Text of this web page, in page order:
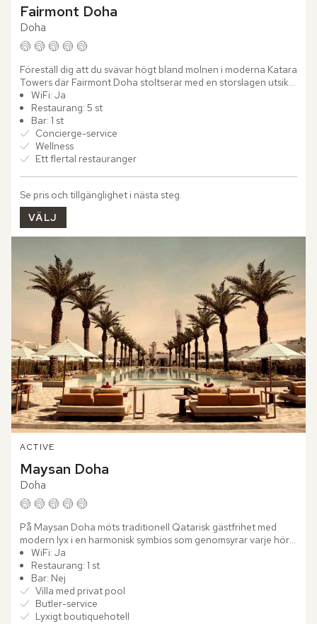
Fairmont Doha
Doha
Föreställ dig att du svävar högt bland molnen i moderna Katara
Towers där Fairmont Doha stoltserar med en storslagen utsikt
över Dohas stadssiluett eller Persiska vikens skimrande...
WiFi: Ja
Restaurang: 5 st
Bar: 1 st
Concierge-service
Wellness
Ett flertal restauranger
Se pris och tillgänglighet i nästa steg.
VÄLJ
ACTIVE
Maysan Doha
Doha
På Maysan Doha möts traditionell Qatarisk gästfrihet med
modern lyx i en harmonisk symbios som genomsyrar varje hörn
av hotellet. Här kliver du in i en värld där avkoppling och...
WiFi: Ja
Restaurang: 1 st
Bar: Nej
Villa med privat pool
Butler-service
Lyxigt boutiquehotell